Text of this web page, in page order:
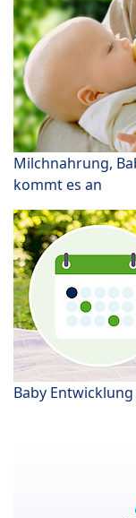
Milchnahrung,
kommt es an
Baby